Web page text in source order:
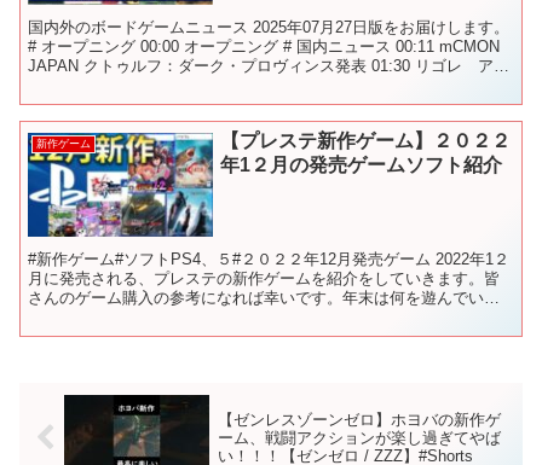
国内外のボードゲームニュース 2025年07月27日版をお届けします。
# オープニング 00:00 オープニング # 国内ニュース 00:11 mCMON
JAPAN クトゥルフ：ダーク・プロヴィンス発表 01:30 リゴレ アー
新作ゲーム
【プレステ新作ゲーム】２０２２
年1２月の発売ゲームソフト紹介
#新作ゲーム#ソフトPS4、５#２０２２年12月発売ゲーム 2022年1２
月に発売される、プレステの新作ゲームを紹介をしていきます。皆
さんのゲーム購入の参考になれば幸いです。年末は何を遊んでいこ
【ゼンレスゾーンゼロ】ホヨバの新作ゲ
ーム、戦闘アクションが楽し過ぎてやば
い！！！【ゼンゼロ / ZZZ】#Shorts